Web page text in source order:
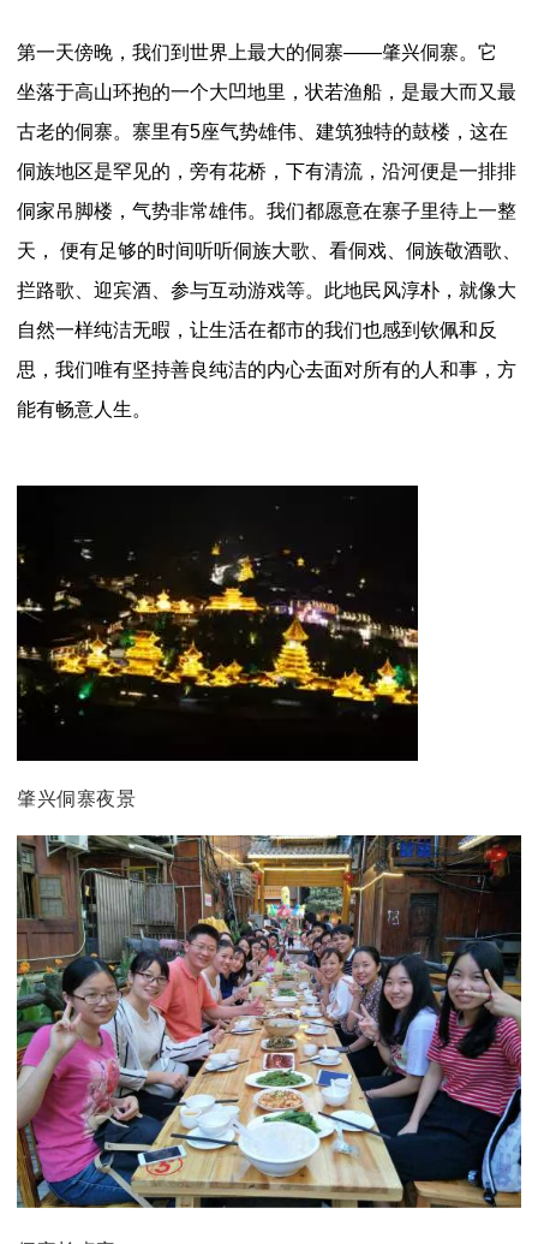
第一天傍晚，我们到世界上最大的侗寨——肇兴侗寨。它
坐落于高山环抱的一个大凹地里，状若渔船，是最大而又最
古老的侗寨。寨里有5座气势雄伟、建筑独特的鼓楼，这在
侗族地区是罕见的，旁有花桥，下有清流，沿河便是一排排
侗家吊脚楼，气势非常雄伟。我们都愿意在寨子里待上一整
天， 便有足够的时间听听侗族大歌、看侗戏、侗族敬酒歌、
拦路歌、迎宾酒、参与互动游戏等。此地民风淳朴，就像大
自然一样纯洁无暇，让生活在都市的我们也感到钦佩和反
思，我们唯有坚持善良纯洁的内心去面对所有的人和事，方
能有畅意人生。
肇兴侗寨夜景